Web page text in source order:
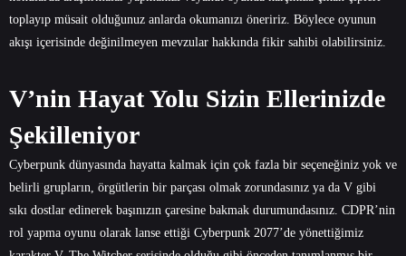
toplayıp müsait olduğunuz anlarda okumanızı öneririz. Böylece oyunun
akışı içerisinde değinilmeyen mevzular hakkında fikir sahibi olabilirsiniz.
V’nin Hayat Yolu Sizin Ellerinizde
Şekilleniyor
Cyberpunk dünyasında hayatta kalmak için çok fazla bir seçeneğiniz yok ve
belirli grupların, örgütlerin bir parçası olmak zorundasınız ya da V gibi
sıkı dostlar edinerek başınızın çaresine bakmak durumundasınız. CDPR’nin
rol yapma oyunu olarak lanse ettiği Cyberpunk 2077’de yönettiğimiz